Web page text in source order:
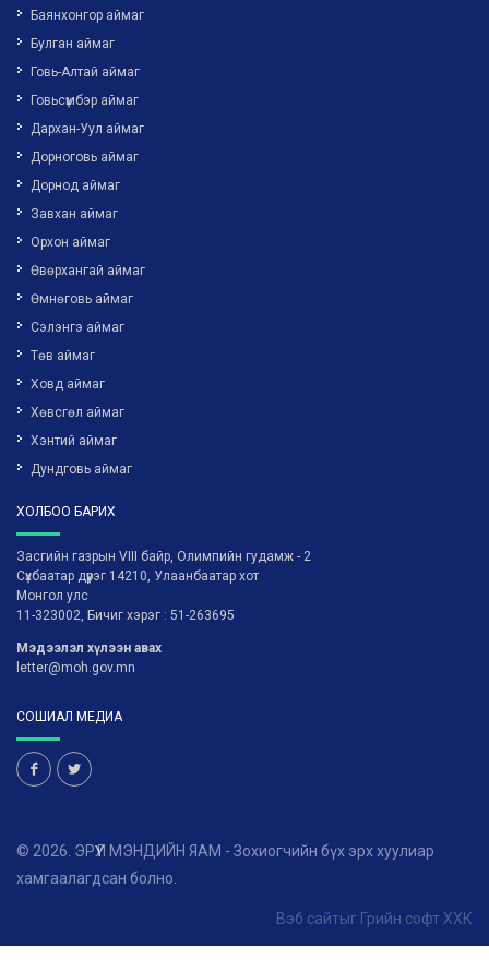
Баянхонгор аймаг
Булган аймаг
Говь-Алтай аймаг
Говьсүмбэр аймаг
Дархан-Уул аймаг
Дорноговь аймаг
Дорнод аймаг
Завхан аймаг
Орхон аймаг
Өвөрхангай аймаг
Өмнөговь аймаг
Сэлэнгэ аймаг
Төв аймаг
Ховд аймаг
Хөвсгөл аймаг
Хэнтий аймаг
Дундговь аймаг
ХОЛБОО БАРИХ
Засгийн газрын VIII байр, Олимпийн гудамж - 2
Сүхбаатар дүүрэг 14210, Улаанбаатар хот
Монгол улс
11-323002, Бичиг хэрэг : 51-263695
Мэдээлэл хүлээн авах
letter@moh.gov.mn
СОШИАЛ МЕДИА
© 2026. ЭРҮҮЛ МЭНДИЙН ЯАМ - Зохиогчийн бүх эрх хуулиар
хамгаалагдсан болно.
Вэб сайтыг Грийн софт ХХК